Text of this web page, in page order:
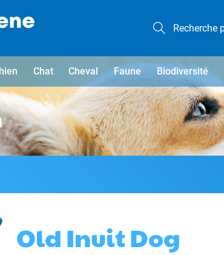
Chat Cheval Faune Biodiversité
Old Inuit Dog